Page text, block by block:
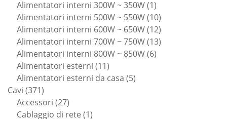
prodotti
Alimentatori interni 300W ~ 350W 11
prodotto
Alimentatori interni 500W ~ 550W 1010
prodotti
Alimentatori interni 600W ~ 650W 1212
prodotti
Alimentatori interni 700W ~ 750W 1313
Alimentatori interni 800W ~ 850W 66
Alimentatori esterni 1111
prodotti
Alimentatori esterni da casa 55
Cavi 371371
prodotti
Accessori 2727
prodotti
Cablaggio di rete 11